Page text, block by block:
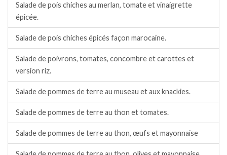
Salade de pois chiches au merlan, tomate et vinaigrette
épicée.
Salade de pois chiches épicés façon marocaine.
Salade de poivrons, tomates, concombre et carottes et
version riz.
Salade de pommes de terre au museau et aux knackies.
Salade de pommes de terre au thon et tomates.
Salade de pommes de terre au thon, œufs et mayonnaise